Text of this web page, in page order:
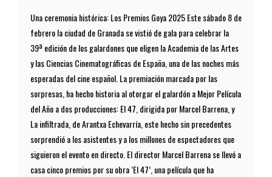
Una ceremonia histórica: Los Premios Goya 2025 Este sábado 8 de
febrero la ciudad de Granada se vistió de gala para celebrar la
39ª edición de los galardones que eligen la Academia de las Artes
y las Ciencias Cinematográficas de España, una de las noches más
esperadas del cine español. La premiación marcada por las
sorpresas, ha hecho historia al otorgar el galardón a Mejor Película
del Año a dos producciones: El 47, dirigida por Marcel Barrena, y
La infiltrada, de Arantxa Echevarría, este hecho sin precedentes
sorprendió a los asistentes y a los millones de espectadores que
siguieron el evento en directo. El director Marcel Barrena se llevó a
casa cinco premios por su obra ‘El 47’, una película que ha